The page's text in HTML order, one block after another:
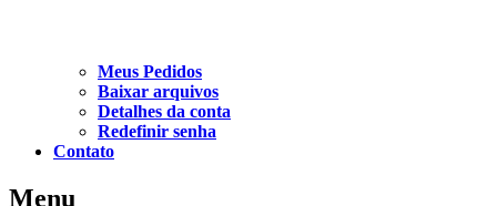
Meus Pedidos
Baixar arquivos
Detalhes da conta
Redefinir senha
Contato
Menu